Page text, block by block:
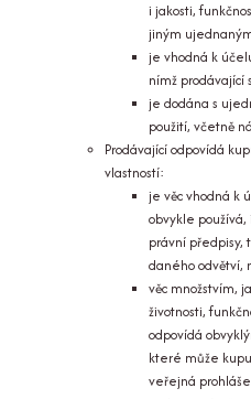
i jakosti,
jiným
je vhodná k
nímž prodávající
je dodána s
použití, včetně
Prodávající odpovídá
vlastností:
je věc vhodná k
obvykle
právní předpisy,
daného odvětví,
věc množstvím,
životnosti,
odpovídá
které může
veřejná